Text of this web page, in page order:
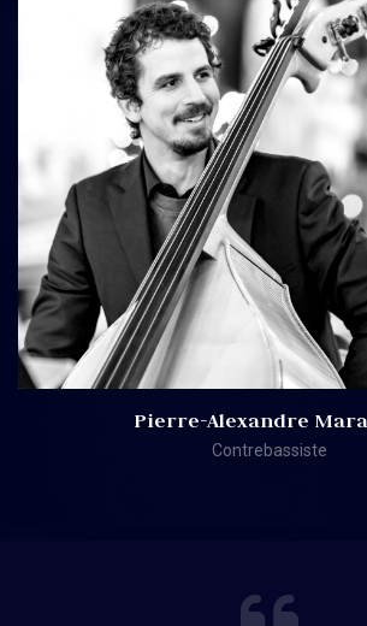
Pierre-Alexandre
Contrebassiste